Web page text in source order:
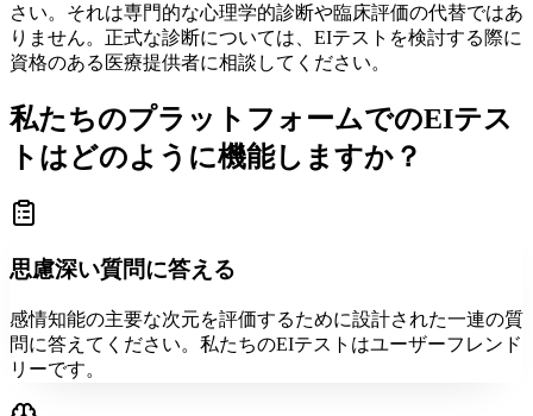
さい。それは専門的な心理学的診断や臨床評価の代替ではあ
りません。正式な診断については、EIテストを検討する際に
資格のある医療提供者に相談してください。
私たちのプラットフォームでのEIテス
トはどのように機能しますか？
思慮深い質問に答える
感情知能の主要な次元を評価するために設計された一連の質
問に答えてください。私たちのEIテストはユーザーフレンド
リーです。